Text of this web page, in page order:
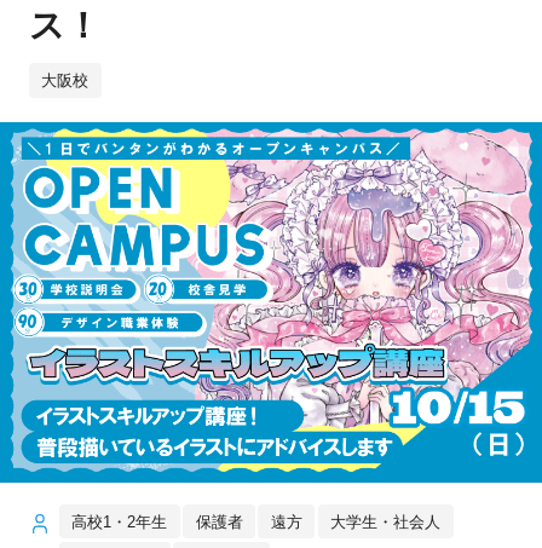
ス！
大阪校
高校1・2年生 保護者 遠方 大学生・社会人